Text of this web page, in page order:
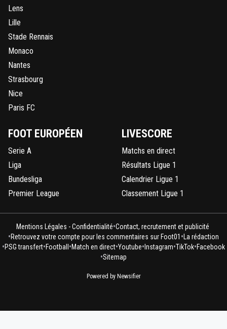
Lens
Lille
Stade Rennais
Monaco
Nantes
Strasbourg
Nice
Paris FC
FOOT EUROPÉEN
Serie A
Liga
Bundesliga
Premier League
LIVESCORE
Matchs en direct
Résultats Ligue 1
Calendrier Ligue 1
Classement Ligue 1
Mentions Légales - Confidentialité•Contact, recrutement et publicité
•Retrouvez votre compte pour les commentaires sur Foot01 • La rédaction
•PSG transfert•Football •Match en direct•Youtube• Instagram•TikTok•Facebook
•Sitemap
Powered by Newsifier